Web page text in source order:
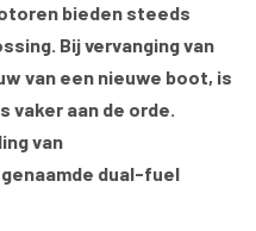
bieden steeds
Bij vervanging van
van een nieuwe boot, is
vaker aan de orde.
van
dual-fuel